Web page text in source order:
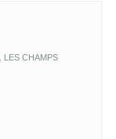
LES CHAMPS